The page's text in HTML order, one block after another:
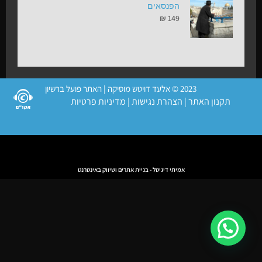
הפנסאים
₪ 149
2023 © אלעד דויטש מוסיקה | האתר פועל ברשיון
תקנון האתר| הצהרת נגישות| מדיניות פרטיות
אמיתי דיגיטל - בניית אתרים ושיווק באינטרנט